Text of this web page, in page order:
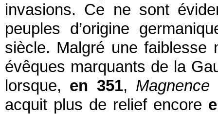
invasions. Ce ne sont
peuples d’origine
siècle. Malgré une faiblesse
évêques marquants de la
lorsque, en 351, Magnence
acquit plus de relief encore